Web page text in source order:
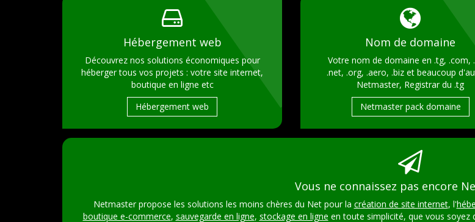
Hébergement web
Découvrez nos solutions économiques pour
héberger tous vos projets : votre site internet,
boutique en ligne etc
Hébergement web
Nom de domaine
Votre nom de domaine en .tg, .com,
.net, .org, .aero, .biz et beaucoup
Netmaster, Registrar du .tg
Netmaster pack domaine
Vous ne connaissez pas encore
Netmaster propose les solutions les moins chères du Net pour la création de site internet, l'
boutique e-commerce, sauvegarde en ligne, stockage en ligne en toute simplicité, que vous